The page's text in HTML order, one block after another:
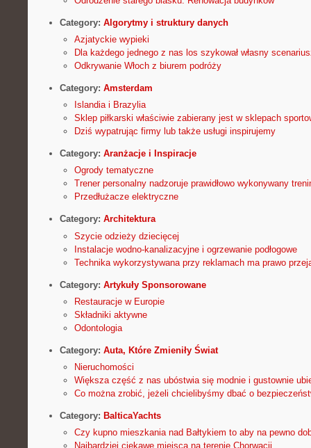
Category: Algorytmy i struktury danych
Azjatyckie wypieki
Dla każdego jednego z nas los szykował własny
Odkrywanie Włoch z biurem podróży
Category: Amsterdam
Islandia i Brazylia
Sklep piłkarski właściwie zabierany jest w sklepach
Dziś wypatrując firmy lub także usługi inspirujemy
Category: Aranżacje i Inspiracje
Ogrody tematyczne
Trener personalny nadzoruje prawidłowo wykonywany
Przedłużacze elektryczne
Category: Architektura
Szycie odzieży dziecięcej
Instalacje wodno-kanalizacyjne i ogrzewanie podłogowe
Technika wykorzystywana przy reklamach ma prawo
Category: Artykuły Sponsorowane
Restauracje w Europie
Składniki aktywne
Odontologia
Category: Auta, Które Zmieniły Świat
Nieruchomości
Większa część z nas ubóstwia się modnie i gustownie
Co można zrobić, jeżeli chcielibyśmy dbać o
Category: BalticaYachts
Czy kupno mieszkania nad Bałtykiem to aby na pewno
Najbardziej ciekawe miejsca na terenie Chorwacji